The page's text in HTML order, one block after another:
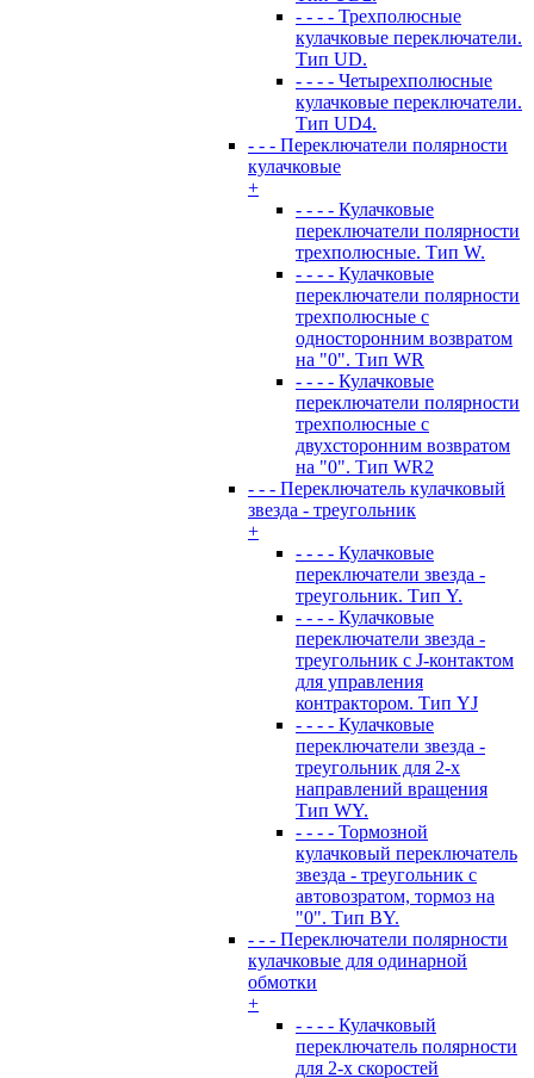
- - - - Трехполюсные
кулачковые переключатели.
Тип UD.
- - - - Четырехполюсные
кулачковые переключатели.
Тип UD4.
- - - Переключатели полярности
кулачковые
+
- - - - Кулачковые
переключатели полярности
трехполюсные. Тип W.
- - - - Кулачковые
переключатели полярности
трехполюсные с
односторонним возвратом
на "0". Тип WR
- - - - Кулачковые
переключатели полярности
трехполюсные с
двухсторонним возвратом
на "0". Тип WR2
- - - Переключатель кулачковый
звезда - треугольник
+
- - - - Кулачковые
переключатели звезда -
треугольник. Тип Y.
- - - - Кулачковые
переключатели звезда -
треугольник с J-контактом
для управления
контрактором. Тип YJ
- - - - Кулачковые
переключатели звезда -
треугольник для 2-х
направлений вращения
Тип WY.
- - - - Тормозной
кулачковый переключатель
звезда - треугольник с
автовозратом, тормоз на
"0". Тип BY.
- - - Переключатели полярности
кулачковые для одинарной
обмотки
+
- - - - Кулачковый
переключатель полярности
для 2-х скоростей